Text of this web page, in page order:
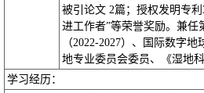
被引论文 2篇；授权发明专
进工作者”等荣誉奖励。兼
（2022-2027）、国际数字
地专业委员会委员、《湿地
学习经历：